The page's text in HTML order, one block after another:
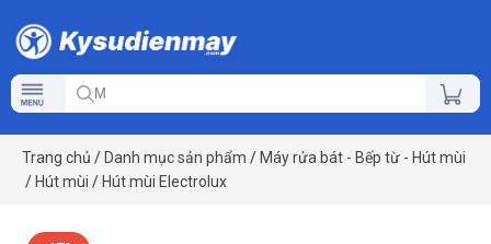
Trang chủ / Danh mục sản phẩm / Máy rửa bát - Bếp từ - Hút mùi
/ Hút mùi / Hút mùi Electrolux